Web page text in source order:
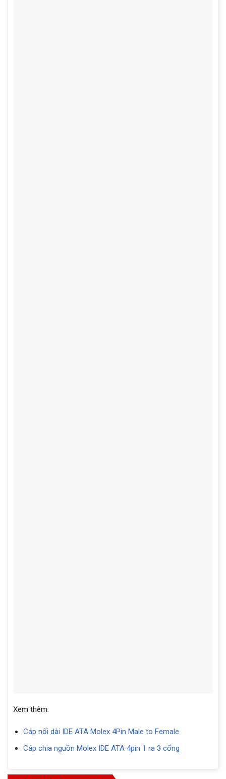
Xem thêm:
Cáp nối dài IDE ATA Molex 4Pin Male to Female
Cáp chia nguồn Molex IDE ATA 4pin 1 ra 3 cổng